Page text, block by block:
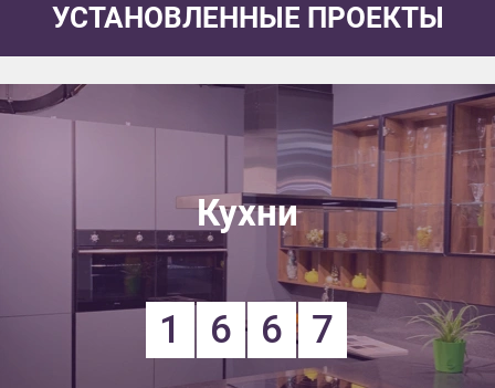
УСТАНОВЛЕННЫЕ ПРОЕКТЫ
Кухни
1 6 6 7